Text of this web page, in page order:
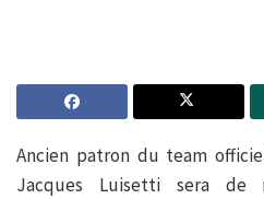
Ancien patron du team
Jacques Luisetti sera de